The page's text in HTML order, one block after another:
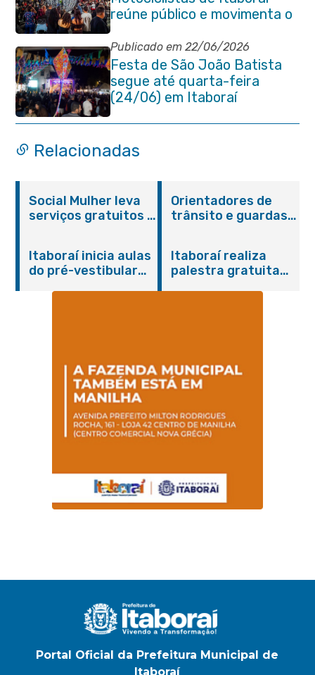
reúne público e movimenta o
Centro da cidade na noite de
abertura
Publicado em 22/06/2026
Festa de São João Batista
segue até quarta-feira
(24/06) em Itaboraí
Relacionadas
Social Mulher leva
serviços gratuitos à
sexta-feira (07/08)
Orientadores de
trânsito e guardas
primeiros socorros
em Itaboraí
Itaboraí inicia aulas
do pré-vestibular
Itaboraí realiza
palestra gratuita
Portal Oficial da Prefeitura Municipal de
Itaboraí